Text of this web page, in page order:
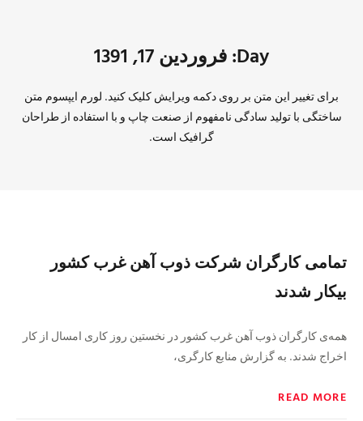
Day: فروردین 17, 1391
برای تغییر این متن بر روی دکمه ویرایش کلیک کنید. لورم ایپسوم متن
ساختگی با تولید سادگی نامفهوم از صنعت چاپ و با استفاده از طراحان
گرافیک است.
تمامی کارگران شرکت ذوب آهن غرب کشور
بيكار شدند
همه‌ی کارگران ذوب آهن غرب کشور در نخستین روز كاری امسال از کار
اخراج شدند. به گزارش منابع کارگری،
READ MORE